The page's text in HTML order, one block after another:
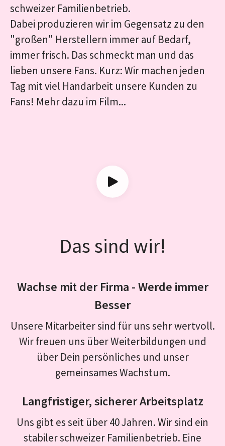
schweizer Familienbetrieb.
Dabei produzieren wir im Gegensatz zu den
"großen" Herstellern immer auf Bedarf,
immer frisch. Das schmeckt man und das
lieben unsere Fans. Kurz: Wir machen jeden
Tag mit viel Handarbeit unsere Kunden zu
Fans! Mehr dazu im Film...
Das sind wir!
Wachse mit der Firma - Werde immer
Besser
Unsere Mitarbeiter sind für uns sehr wertvoll.
Wir freuen uns über Weiterbildungen und
über Dein persönliches und unser
gemeinsames Wachstum.
Langfristiger, sicherer Arbeitsplatz
Uns gibt es seit über 40 Jahren. Wir sind ein
stabiler schweizer Familienbetrieb. Eine